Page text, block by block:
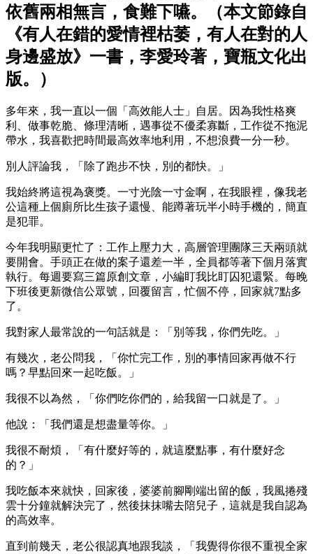
依舊兩相無言，食難下嚥。（本文節錄自
《有人在錯的愛情裡枯萎，有人在對的人
身邊盛放》一書，李愛玲著，寶瓶文化出
版。）
多年來，我一直以一個「高效能人士」自居。因為我性格爽
利、做事乾脆、條理清晰，遇事從不優柔寡斷，工作從不拖泥
帶水，我喜歡把時間最高效率地利用，不想浪費一分一秒。
別人評論我，「除了跑步不快，別的都快。」
我始終將這視為褒獎。一寸光陰一寸金啊，在我眼裡，像我老
公這種上個廁所比生孩子還慢、能蹲著玩半小時手機的，簡直
是犯罪。
今年我明顯更忙了：工作上壓力大，高層管理團隊三天兩頭就
要開會。手頭正在做的案子還差一半，全員都等著下個月落實
執行。每週要寫三篇原創文章，小編盯我比盯囚犯還緊。每晚
下班後更新微信公眾號，回覆留言，忙個不停，回家就7點多
了。
我對家人最常說的一句話就是：「別等我，你們先吃。」
有幾次，老公問我，「你忙完工作，別的事情回家再做不行
嗎？早點回來一起吃飯。」
我很不以為然，「你們吃你們的，給我留一口就是了。」
他說：「我們還是想盡量等你。」
我很不耐煩，「有什麼好等的，就這麼點事，有什麼好念
的？」
我吃飯本來就快，回家後，婆婆前腳剛端出留的飯，我風捲殘
雲十分鐘就解決完了，然後抹抹嘴去陪兒子，這就是我自認為
的高效率。
直到前幾天，老公很認真地跟我談，「我覺得你很不重視全家